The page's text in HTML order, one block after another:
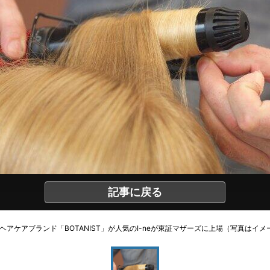
記事に戻る
アケアブランド「BOTANIST」が人気のI-neが東証マザーズに上場（写真はイメ